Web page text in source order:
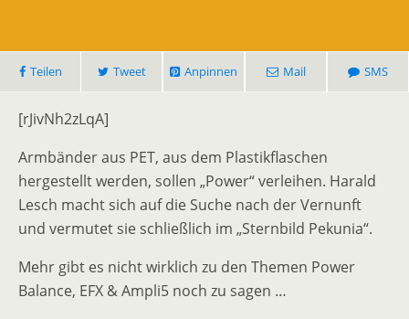
Teilen Tweet Anpinnen Mail SMS
[rJivNh2zLqA]
Armbänder aus PET, aus dem Plastikflaschen
hergestellt werden, sollen „Power“ verleihen. Harald
Lesch macht sich auf die Suche nach der Vernunft
und vermutet sie schließlich im „Sternbild Pekunia“.
Mehr gibt es nicht wirklich zu den Themen Power
Balance, EFX & Ampli5 noch zu sagen …